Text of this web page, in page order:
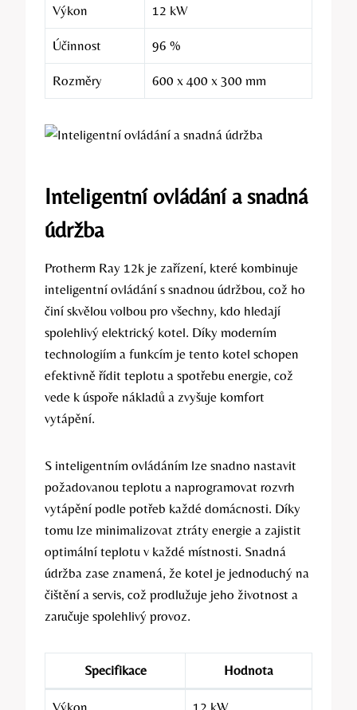
Výkon 12 kW
Účinnost 96 %
Rozměry 600 x 400 x 300 mm
Inteligentní ovládání a snadná
údržba
Protherm ‌Ray 12k je ‍zařízení, které kombinuje‍
inteligentní ‌ovládání s snadnou údržbou, což⁤ ho⁢
činí‌ skvělou volbou pro všechny, kdo hledají
⁣spolehlivý elektrický ⁢kotel. Díky⁢ moderním‌
technologiím‌ a funkcím je tento kotel schopen
efektivně⁣ řídit teplotu a spotřebu energie, což
‌vede ⁤k‌ úspoře nákladů a zvyšuje komfort‍
vytápění.
S inteligentním ovládáním lze ⁢snadno nastavit
požadovanou teplotu a naprogramovat rozvrh
vytápění podle potřeb každé domácnosti. ​Díky ​
tomu⁤ lze⁣ minimalizovat ztráty energie a zajistit
optimální⁢ teplotu v každé místnosti. ‍Snadná
údržba​ zase znamená, že kotel je ⁣jednoduchý na
čištění a servis, což prodlužuje ‍jeho životnost a
zaručuje spolehlivý ‌provoz.
Specifikace Hodnota
Výkon 12 kW